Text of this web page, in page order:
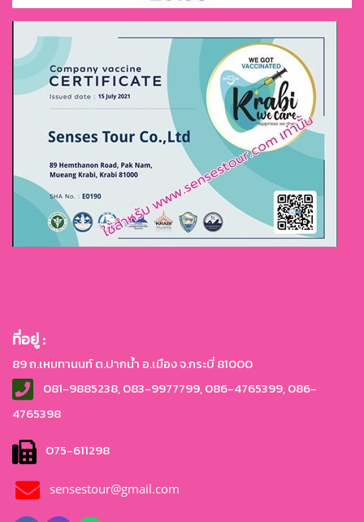
ที่อยู่ :
89 ถ.เหมทานนท์ ต.ปากน้ำ อ.เมือง จ.กระบี่ 81000
081-9885238, 083-9977799, 086-4765399, 086-
4765398
075-611298
sensestour@gmail.com